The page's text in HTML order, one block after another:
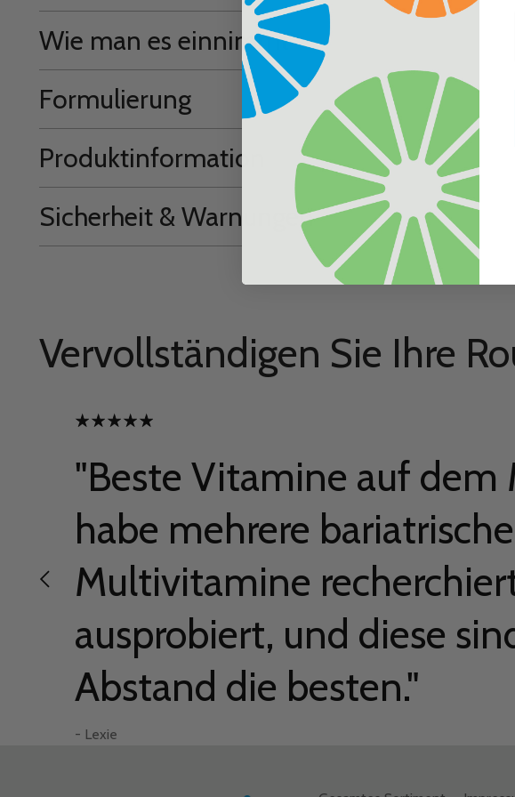
Wie man es einnimmt
Formulierung
Produktinformation
Sicherheit & Warnungen
Vervollständigen Sie Ihre
– Elizabeth
"Beste Vitamine auf dem
habe mehrere bariatrische
Multivitamine
ausprobiert, und diese
Abstand die besten."
- Lexie
– Brooke F.
- Jennifer M.
– Candis T.
– Gordon E.
– Elizabeth
- Lexie